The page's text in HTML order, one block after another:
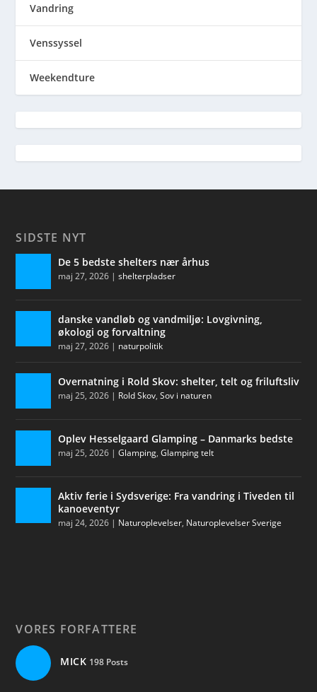
Vandring
Venssyssel
Weekendture
SIDSTE NYT
De 5 bedste shelters nær århus
maj 27, 2026 |shelterpladser
danske vandløb og vandmiljø: Lovgivning,
økologi og forvaltning
maj 27, 2026 | naturpolitik
Overnatning i Rold Skov: shelter, telt og friluftsliv
maj 25, 2026 | Rold Skov,Sov i naturen
Oplev Hesselgaard Glamping – Danmarks bedste
maj 25, 2026 |Glamping,Glamping telt
Aktiv ferie i Sydsverige: Fra vandring i Tiveden til
kanoeventyr
maj 24, 2026 | Naturoplevelser, Naturoplevelser Sverige
VORES FORFATTERE
MICK 198 Posts